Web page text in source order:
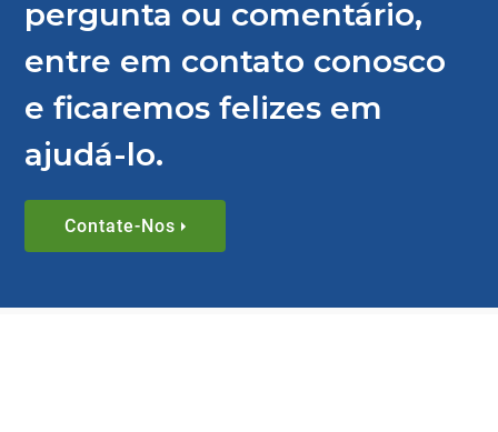
pergunta ou comentário,
entre em contato conosco
e ficaremos felizes em
ajudá-lo.
Contate-Nos